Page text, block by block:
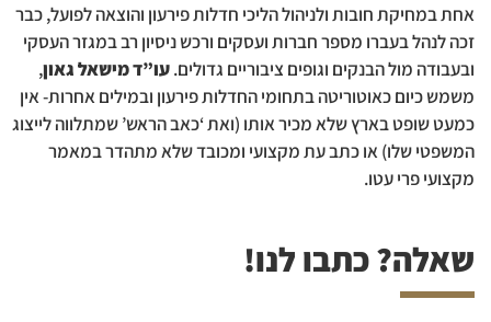
אחת במחיקת חובות ולניהול הליכי חדלות פירעון והוצאה לפועל, כבר
זכה לנהל בעברו מספר חברות ועסקים ורכש ניסיון רב במגזר העסקי
ובעבודה מול הבנקים וגופים ציבוריים גדולים.עו”ד מישאל גאון,
משמש כיום כאוטוריטה בתחומי החדלות פירעון ובמילים אחרות- אין
כמעט שופט בארץ שלא מכיר אותו (ואת ‘כאב הראש’ שמתלווה לייצוג
המשפטי שלו) או כתב עת מקצועי ומכובד שלא מתהדר במאמר
מקצועי פרי עטו.
שאלה? כתבו לנו!